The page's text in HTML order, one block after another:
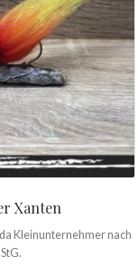
Xanten
Kleinunternehmer nach